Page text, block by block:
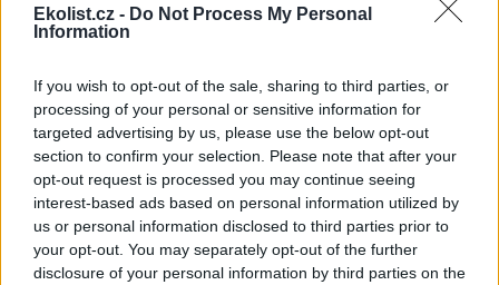
Ekolist.cz - Do Not Process My Personal
Information
If you wish to opt-out of the sale, sharing to third parties, or
processing of your personal or sensitive information for
targeted advertising by us, please use the below opt-out
section to confirm your selection. Please note that after your
opt-out request is processed you may continue seeing
interest-based ads based on personal information utilized by
us or personal information disclosed to third parties prior to
your opt-out. You may separately opt-out of the further
disclosure of your personal information by third parties on the
4.5.2015 | PRAHA (Naše příroda )
Diskuse: 16
Veverka patří k
nejoblíbenějším tvorům české
fauny a asi by se nenašel
nikdo, kdo by ji na první
pohled nepoznal. O to
kurióznější je, že právě o tolik populární „opičce našich lesů“ koluje
takové množství zavádějících informací…